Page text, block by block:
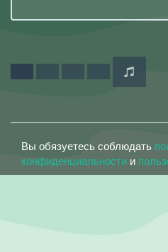
Вы обязуетесь соблюдать
конфиденциальности и